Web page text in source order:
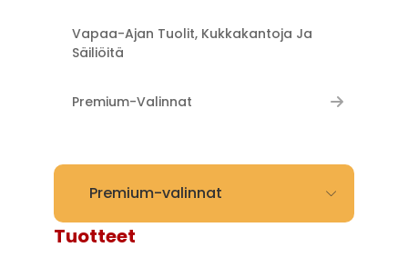
Vapaa-Ajan Tuolit, Kukkakantoja Ja
Säiliöitä
Premium-Valinnat
Premium-valinnat
Tuotteet